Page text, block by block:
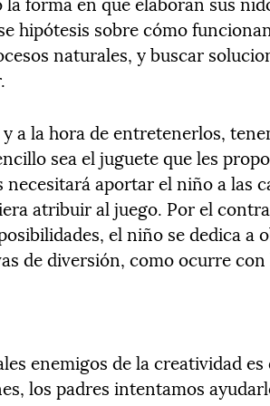
hipótesis sobre cómo
naturales, y buscar
a la hora de entretenerlos,
sea el juguete que les
aportar el niño a las
atribuir al juego. Por el
el niño se dedica a
de diversión, como ocurre con
enemigos de la creatividad
los padres intentamos